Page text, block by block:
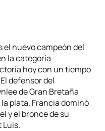
el nuevo campeón del
la categoría
hoy con un tiempo
defensor del
de Gran Bretaña
plata. Francia dominó
y el bronce de su
Luis.